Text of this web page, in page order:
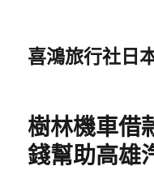
喜鴻旅行社日
樹林機車借
錢幫助高雄